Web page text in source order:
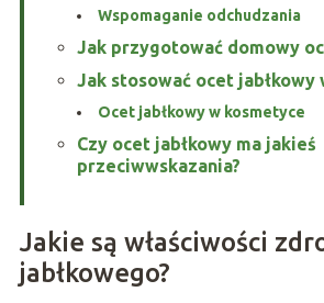
Wspomaganie odchudzania
Jak przygotować domowy
Jak stosować ocet jabłkowy
Ocet jabłkowy w kosmetyce
Czy ocet jabłkowy ma jakieś
przeciwwskazania?
Jakie są właściwości
jabłkowego?